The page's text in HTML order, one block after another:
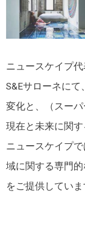
ニュースケイプ
S&Eサローネに
変化と、（スー
現在と未来に関す
ニュースケイプ
域に関する専門
をご提供していま